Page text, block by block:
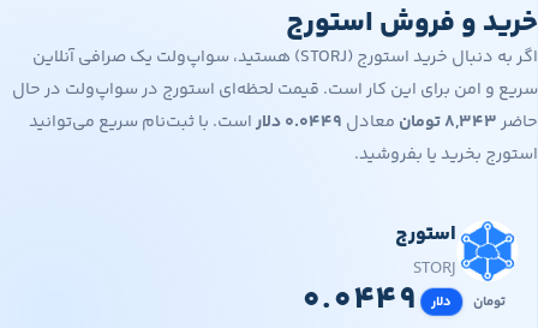
و فروش استورج
اگر به دنبال خرید استورج (STORJ) هستید، سواپ‌ولت یک صرافی آنلاین
امن برای این کار است. قیمت لحظه‌ای استورج در سواپ‌ولت در حال
۸,۳۴۳تومانمعادل۰.۰۴۴۹دلاراست. با ثبت‌نام سریع می‌توانید
بخرید یا بفروشید.
استورج
STORJ
دلار ۰.۰۴۴۹